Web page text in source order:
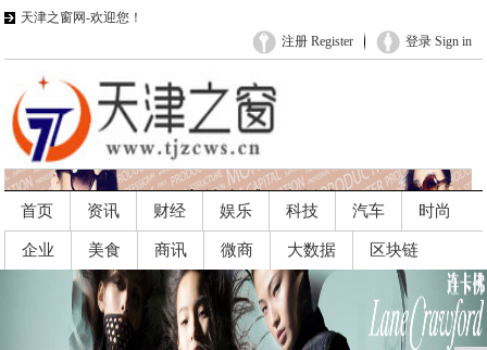
天津之窗网-欢迎您！
登录 Sign in
注册 Register
首页 资讯 财经 娱乐 科技 汽车 时尚
企业 美食 商讯 微商 大数据 区块链